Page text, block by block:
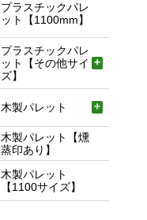
プラスチックパレ
ット【1100mm】
プラスチックパレ
ット【その他サイ
ズ】
木製パレット
木製パレット【燻
蒸印あり】
木製パレット
【1100サイズ】